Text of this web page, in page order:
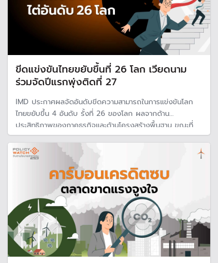
ขีดแข่งขันไทยขยับขึ้นที่ 26 โลก เวียดนาม
ร่วมจัดปีแรกพุ่งติดที่ 27
IMD ประกาศผลจัดอันดับขีดความสามารถในการแข่งขันโลก
ไทยขยับขึ้น 4 อันดับ รั้งที่ 26 ของโลก ผลจากด้าน
ประสิทธิภาพของภาคธุรกิจและด้านโครงสร้างพื้นฐาน ขณะที่
ประสิทธิภาพของภาครัฐไม่ขยับ และสมรรถนะทางเศรษฐกิจ
ร่วง เวียดนามจี้ติดที่ 27